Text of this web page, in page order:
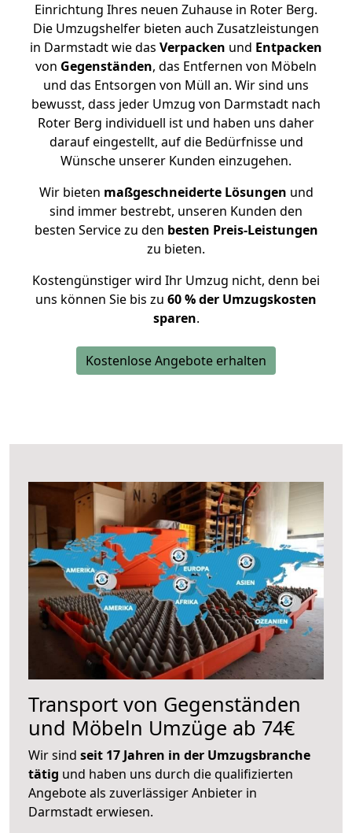
Einrichtung Ihres neuen Zuhause in Roter Berg.
Die Umzugshelfer bieten auch Zusatzleistungen
in Darmstadt wie das Verpacken und Entpacken
von Gegenständen, das Entfernen von Möbeln
und das Entsorgen von Müll an. Wir sind uns
bewusst, dass jeder Umzug von Darmstadt nach
Roter Berg individuell ist und haben uns daher
darauf eingestellt, auf die Bedürfnisse und
Wünsche unserer Kunden einzugehen.
Wir bieten maßgeschneiderte Lösungen und
sind immer bestrebt, unseren Kunden den
besten Service zu den besten Preis-Leistungen
zu bieten.
Kostengünstiger wird Ihr Umzug nicht, denn bei
uns können Sie bis zu 60 % der Umzugskosten
sparen.
Kostenlose Angebote erhalten
Transport von Gegenständen
und Möbeln Umzüge ab 74€
Wir sind seit 17 Jahren in der Umzugsbranche
tätig und haben uns durch die qualifizierten
Angebote als zuverlässiger Anbieter in
Darmstadt erwiesen.